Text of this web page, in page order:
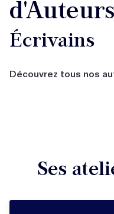
d'Auteurs
Écrivains
Découvrez tous nos
Ses